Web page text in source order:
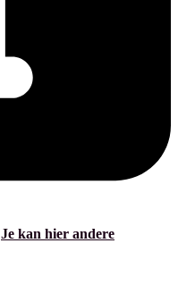
Je kan hier andere